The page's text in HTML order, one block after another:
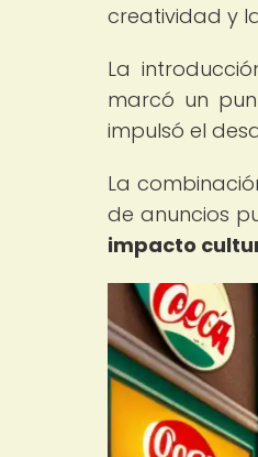
creatividad y
La
marcó un
impulsó el
La
de anuncios
impacto